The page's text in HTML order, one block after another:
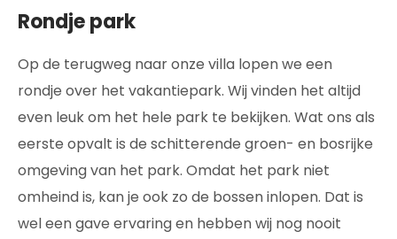
Rondje park
Op de terugweg naar onze villa lopen we een
rondje over het vakantiepark. Wij vinden het altijd
even leuk om het hele park te bekijken. Wat ons als
eerste opvalt is de schitterende groen- en bosrijke
omgeving van het park. Omdat het park niet
omheind is, kan je ook zo de bossen inlopen. Dat is
wel een gave ervaring en hebben wij nog nooit